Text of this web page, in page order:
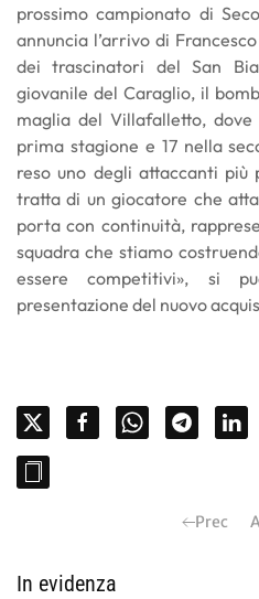
prossimo campionato di
annuncia l’arrivo di
dei trascinatori del San
giovanile del Caraglio, il
maglia del Villafalletto,
prima stagione e 17 nella
reso uno degli attaccanti più
tratta di un giocatore che
porta con continuità,
squadra che stiamo
essere competitivi», si
presentazione del nuovo
Prec
In evidenza